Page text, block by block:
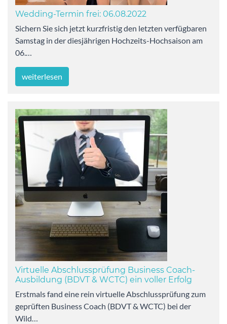
Wedding-Termin frei: 06.08.2022
Sichern Sie sich jetzt kurzfristig den letzten verfügbaren
Samstag in der diesjährigen Hochzeits-Hochsaison am
06.…
weiterlesen
Virtuelle Abschlussprüfung Business Coach-
Ausbildung (BDVT & WCTC) ein voller Erfolg
Erstmals fand eine rein virtuelle Abschlussprüfung zum
geprüften Business Coach (BDVT & WCTC) bei der
Wild…